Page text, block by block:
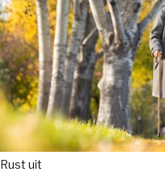
Rust uit